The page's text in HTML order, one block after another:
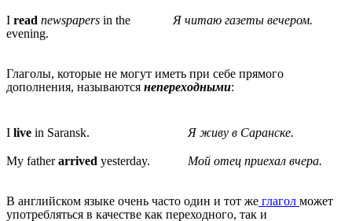
I read newspapers in the
evening.
Я читаю газеты вечером.
Глаголы, которые не могут иметь при себе прямого
дополнения, называются непереходными:
I live in Saransk.
My fatherarrived yesterday.
Я живу в Саранске.
Мой отец приехал вчера.
В английском языке очень часто один и тот же глагол может
употребляться в качестве как переходного, так и